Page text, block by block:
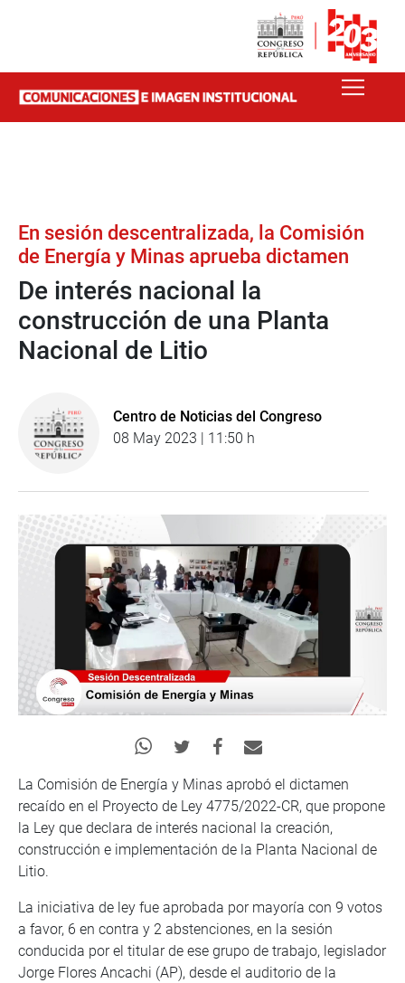
En sesión descentralizada, la Comisión
de Energía y Minas aprueba dictamen
De interés nacional la
construcción de una Planta
Nacional de Litio
Centro de Noticias del Congreso
08 May 2023 | 11:50 h
La Comisión de Energía y Minas aprobó el dictamen
recaído en el Proyecto de Ley 4775/2022-CR, que propone
la Ley que declara de interés nacional la creación,
construcción e implementación de la Planta Nacional de
Litio.
La iniciativa de ley fue aprobada por mayoría con 9 votos
a favor, 6 en contra y 2 abstenciones, en la sesión
conducida por el titular de ese grupo de trabajo, legislador
Jorge Flores Ancachi (AP), desde el auditorio de la